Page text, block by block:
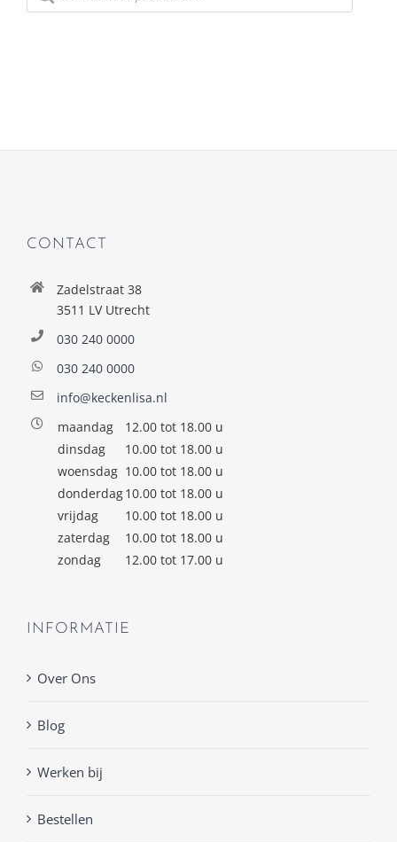
CONTACT
Zadelstraat 38
3511 LV Utrecht
030 240 0000
030 240 0000
info@keckenlisa.nl
maandag
12.00 tot 18.00 u
dinsdag
10.00 tot 18.00 u
woensdag 10.00 tot 18.00 u
donderdag10.00 tot 18.00 u
vrijdag
10.00 tot 18.00 u
zaterdag
10.00 tot 18.00 u
zondag
12.00 tot 17.00 u
INFORMATIE
Over Ons
Blog
Werken bij
Bestellen